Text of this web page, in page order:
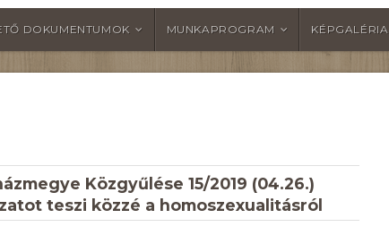
DOKUMENTUMOK MUNKAPROGRAM KÉPGALÉRIA
Közgyűlése 15/2019 (04.26.)
teszi közzé a homoszexualitásról